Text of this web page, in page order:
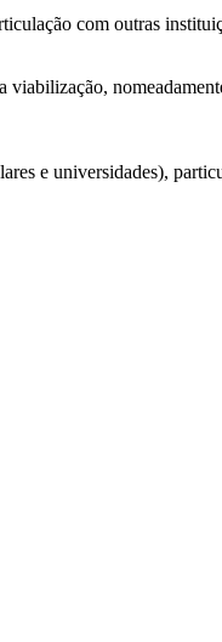
com outras
viabilização,
e universidades),